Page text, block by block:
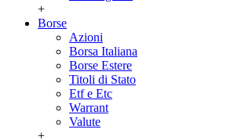
+
Borse
Azioni
Borsa Italiana
Borse Estere
Titoli di Stato
Etf e Etc
Warrant
Valute
+